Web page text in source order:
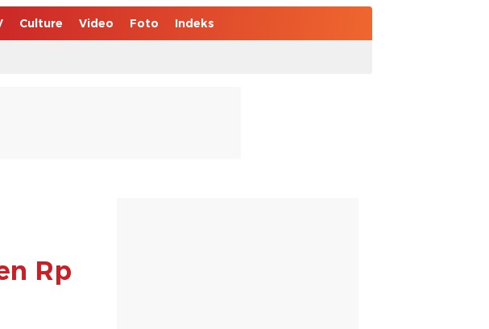
Culture Video Foto Indeks
Rp